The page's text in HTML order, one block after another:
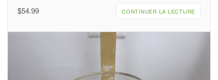
$54.99 CONTINUER LA LECTURE